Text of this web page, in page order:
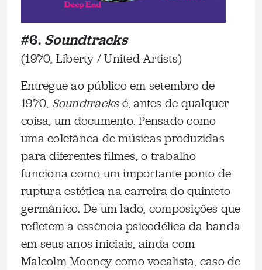
#6. Soundtracks
(1970, Liberty / United Artists)
Entregue ao público em setembro de
1970, Soundtracksé, antes de qualquer
coisa, um documento. Pensado como
uma coletânea de músicas produzidas
para diferentes filmes, o trabalho
funciona como um importante ponto de
ruptura estética na carreira do quinteto
germânico. De um lado, composições que
refletem a essência psicodélica da banda
em seus anos iniciais, ainda com
Malcolm Mooney como vocalista, caso de